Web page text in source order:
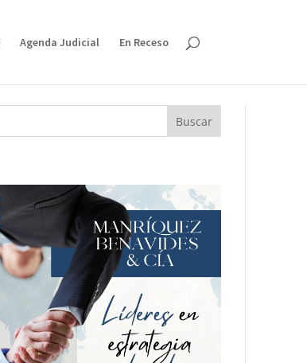
Agenda Judicial En Receso